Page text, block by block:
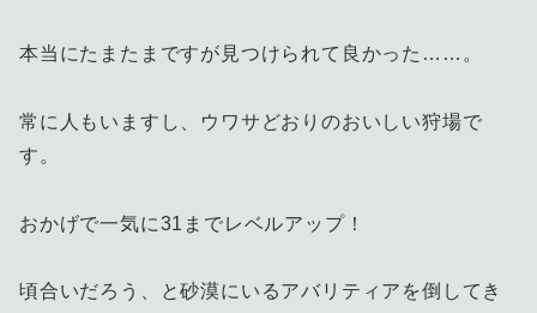
本当にたまたまですが見つけられて良かった……。
常に人もいますし、ウワサどおりのおいしい狩場で
す。
おかげで一気に31までレベルアップ！
頃合いだろう、と砂漠にいるアバリティアを倒してき